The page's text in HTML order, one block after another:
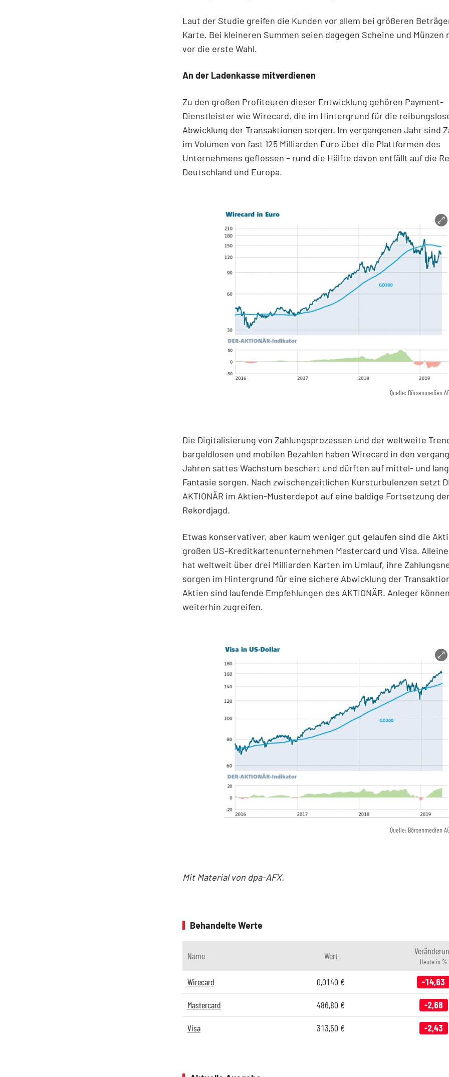
Laut der Studie greifen die Kunden vor allem bei größeren
Karte. Bei kleineren Summen seien dagegen Scheine und Münzen
vor die erste Wahl.
An der Ladenkasse mitverdienen
Zu den großen Profiteuren dieser Entwicklung gehören Payment-
Dienstleister wie Wirecard, die im Hintergrund für die
Abwicklung der Transaktionen sorgen. Im vergangenen Jahr sind
im Volumen von fast 125 Milliarden Euro über die Plattformen des
Unternehmens geflossen – rund die Hälfte davon entfällt auf die
Deutschland und Europa.
Quelle: Börsenmedien
Die Digitalisierung von Zahlungsprozessen und der weltweite
bargeldlosen und mobilen Bezahlen haben Wirecard in den
Jahren sattes Wachstum beschert und dürften auf mittel- und
Fantasie sorgen. Nach zwischenzeitlichen Kursturbulenzen setzt
AKTIONÄR im Aktien-Musterdepot auf eine baldige Fortsetzung
Rekordjagd.
Etwas konservativer, aber kaum weniger gut gelaufen sind die
großen US-Kreditkartenunternehmen Mastercard und Visa.
hat weltweit über drei Milliarden Karten im Umlauf, ihre
sorgen im Hintergrund für eine sichere Abwicklung der
Aktien sind laufende Empfehlungen des AKTIONÄR. Anleger
weiterhin zugreifen.
Quelle: Börsenmedien
Mit Material von dpa-AFX.
Behandelte Werte
Name Wert
Heute in %
Wirecard 0,0140 € -14,63
Mastercard 486,80 € -2,68
Visa 313,50 € -2,43